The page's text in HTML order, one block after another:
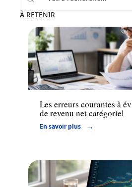
À RETENIR
Actu
Les erreurs courantes à
de revenu net catégoriel
En savoir plus